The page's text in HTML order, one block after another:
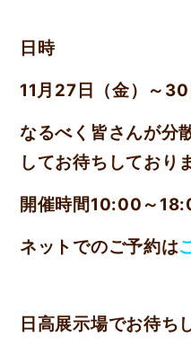
日時
11月27日（金）～30
なるべく皆さんが分
してお待ちしており
開催時間10:00～
ネットでのご予約は
日高展示場でお待ち